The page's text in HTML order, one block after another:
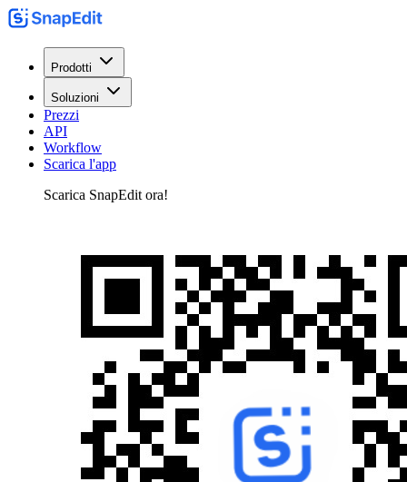
Prodotti
Soluzioni
Prezzi
API
Workflow
Scarica l'app
Scarica SnapEdit ora!